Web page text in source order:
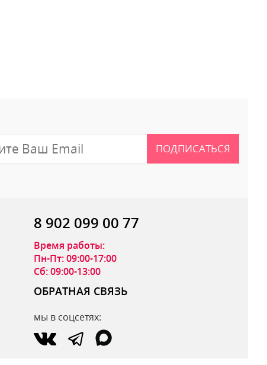
ОТПРАВИТЬ ОТЗЫВ
ПОДПИСАТЬСЯ
8 902 099 00 77
Время работы:
Пн-Пт: 09:00-17:00
Сб: 09:00-13:00
ОБРАТНАЯ СВЯЗЬ
мы в соцсетях: